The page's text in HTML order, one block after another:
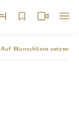
Auf Wunschliste setzen